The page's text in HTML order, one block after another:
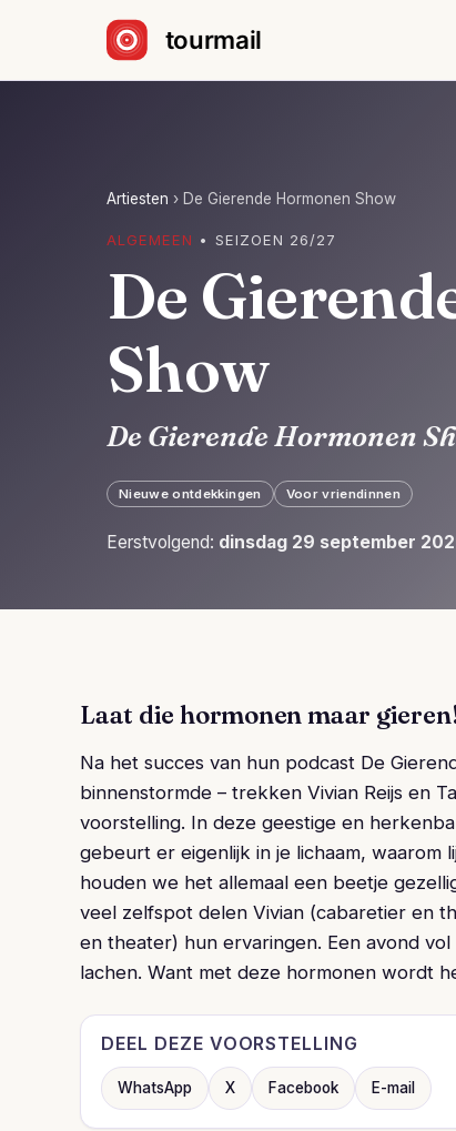
Artiesten › De Gierende Hormonen Show
ALGEMEEN • SEIZOEN 26/27
De
Show
De Gierende Hormonen
Nieuwe ontdekkingen Voor vriendinnen
Eerstvolgend: dinsdag 29 september
Laat die hormonen maar
Na het succes van hun podcast De
binnenstormde – trekken Vivian Reijs en
voorstelling. In deze geestige en
gebeurt er eigenlijk in je lichaam, waarom
houden we het allemaal een beetje
veel zelfspot delen Vivian (cabaretier en
en theater) hun ervaringen. Een avond
lachen. Want met deze hormonen wordt
DEEL DEZE VOORSTELLING
WhatsApp X Facebook E-mail